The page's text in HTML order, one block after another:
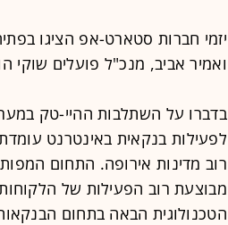
יזמי חברות סטארט-אפ הציגו
ואמיר אביב, מנכ"ל פועלים שוקי
בדברו על השתלבות ההיי-טק
רוב מדינות אירופה. התחום
מבוצעת רוב הפעילות של
הטכנולוגית הבאה בתחום